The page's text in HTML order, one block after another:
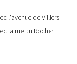
l'avenue de Villiers
la rue du Rocher